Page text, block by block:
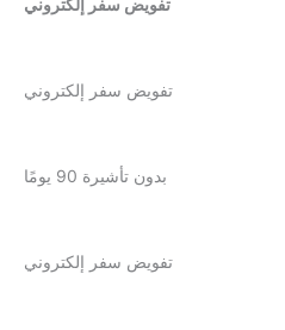
تفويض سفر إلكتروني
بدون تأشيرة 90 يومًا
تفويض سفر إلكتروني